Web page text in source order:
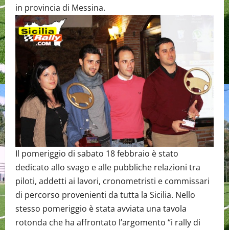
in provincia di Messina.
Il pomeriggio di sabato 18 febbraio è stato
dedicato allo svago e alle pubbliche relazioni tra
piloti, addetti ai lavori, cronometristi e commissari
di percorso provenienti da tutta la Sicilia. Nello
stesso pomeriggio è stata avviata una tavola
rotonda che ha affrontato l’argomento “i rally di